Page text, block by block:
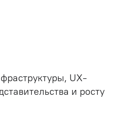
Discovery Phase
QA-консалтинг
UX-
и росту